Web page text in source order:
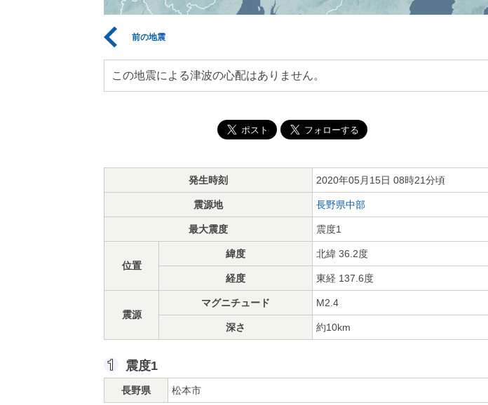
前の地震
この地震による津波の心配はありません。
発生時刻 2020年05月15日 08時21分頃
震源地 長野県中部
最大震度 震度1
位置
緯度 北緯 36.2度
経度 東経 137.6度
震源
マグニチュード M2.4
深さ 約10km
震度1
長野県 松本市